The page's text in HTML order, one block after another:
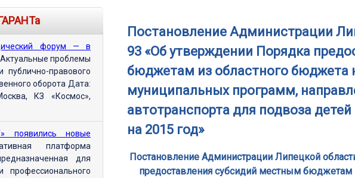
Постановление Администрации
93 «Об утверждении Порядка
бюджетам из областного бюджета
муниципальных программ,
автотранспорта для подвоза
на 2015 год»
Постановление Администрации Липецкой
предоставления субсидий местным
форум — в
Актуальные проблемы
публично-правового
оборота Дата:
КЗ «Космос»,
появились новые
платформа
для
профессионального